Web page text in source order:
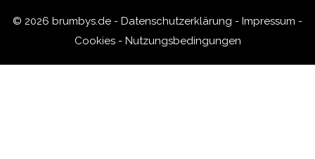
© 2026 brumbys.de - Datenschutzerklärung - Impressum -
Cookies- Nutzungsbedingungen